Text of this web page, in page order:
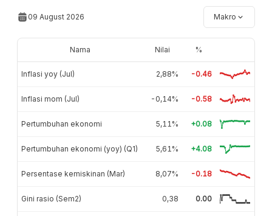
09 August 2026 Makro
Nama Nilai %
Inflasi yoy (Jul) 2,88% -0.46
Inflasi mom (Jul) -0,14% -0.58
Pertumbuhan ekonomi 5,11% +0.08
Pertumbuhan ekonomi (yoy) (Q1) 5,61% +4.08
Persentase kemiskinan (Mar) 8,07% -0.18
Gini rasio (Sem2) 0,38 0.00